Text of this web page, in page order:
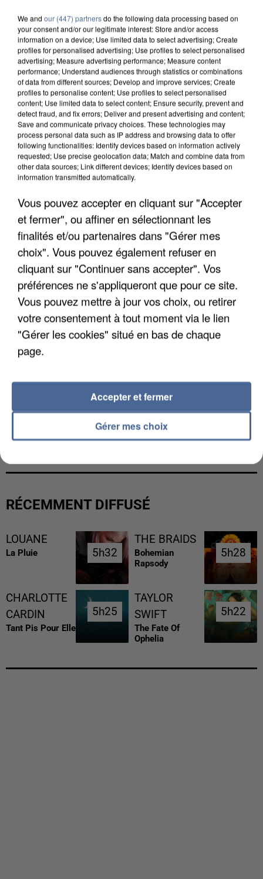
APRÈS TOUTES CES CANICULES, LES REFUGES
DE FAUNE SAUVAGE SONT...
L’UN DES FONDATEURS SUPPOSÉS DE LA DZ
MAFIA INTERPELLÉ EN ALGÉRIE
RÉCEMMENT DIFFUSÉ
LOUANE
La Pluie 5h32
5h32
THE BRAIDS
Bohemian
Rapsody
5h28
5h28
CHARLOTTE
CARDIN
Tant Pis Pour Elle
5h25
5h25
TAYLOR
SWIFT
The Fate Of
Ophelia
5h22
5h22
We and our (447) partnersdo the following data processing based on
your consent and/or our legitimate interest: Store and/or access
information on a device; Use limited data to select advertising; Create
profiles for personalised advertising; Use profiles to select personalised
advertising; Measure advertising performance; Measure content
performance; Understand audiences through statistics or combinations
of data from different sources; Develop and improve services; Create
profiles to personalise content; Use profiles to select personalised
content; Use limited data to select content; Ensure security, prevent and
detect fraud, and fix errors; Deliver and present advertising and content;
Save and communicate privacy choices. These technologies may
process personal data such as IP address and browsing data to offer
following functionalities: Identify devices based on information actively
requested; Use precise geolocation data; Match and combine data from
other data sources; Link different devices; Identify devices based on
information transmitted automatically.
Vous pouvez accepter en cliquant sur "Accepter
et fermer", ou affiner en sélectionnant les
finalités et/ou partenaires dans "Gérer mes
choix". Vous pouvez également refuser en
cliquant sur "Continuer sans accepter". Vos
préférences ne s'appliqueront que pour ce site.
Vous pouvez mettre à jour vos choix, ou retirer
votre consentement à tout moment via le lien
"Gérer les cookies" situé en bas de chaque
page.
Gérer mes choix
Accepter et fermer